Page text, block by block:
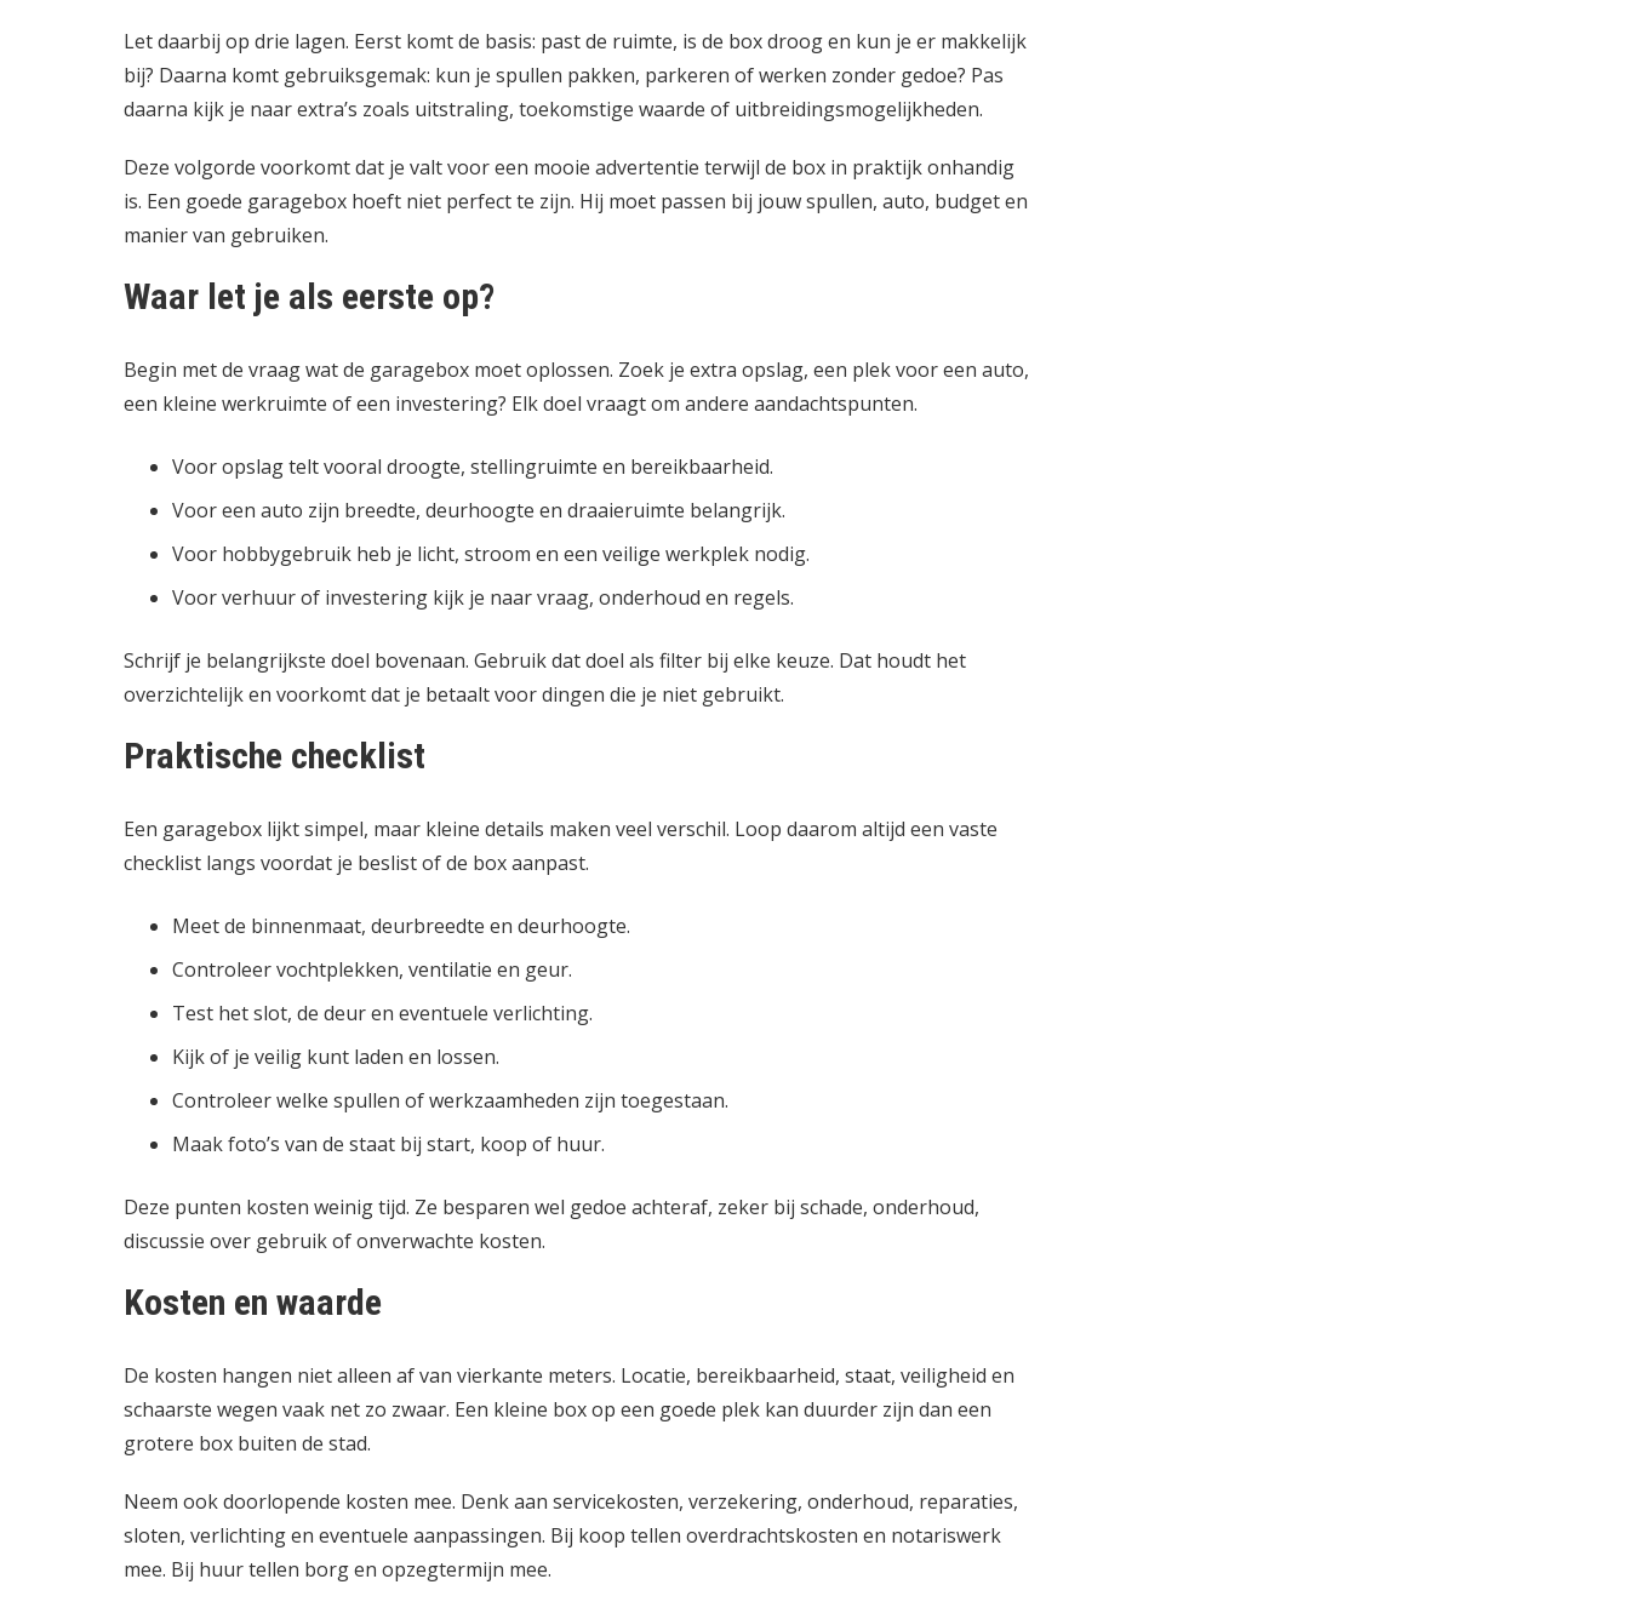
Let daarbij op drie lagen. Eerst komt de basis: past de ruimte, is de box droog en kun je er makkelijk
bij? Daarna komt gebruiksgemak: kun je spullen pakken, parkeren of werken zonder gedoe? Pas
daarna kijk je naar extra’s zoals uitstraling, toekomstige waarde of uitbreidingsmogelijkheden.
Deze volgorde voorkomt dat je valt voor een mooie advertentie terwijl de box in praktijk onhandig
is. Een goede garagebox hoeft niet perfect te zijn. Hij moet passen bij jouw spullen, auto, budget en
manier van gebruiken.
Waar let je als eerste op?
Begin met de vraag wat de garagebox moet oplossen. Zoek je extra opslag, een plek voor een auto,
een kleine werkruimte of een investering? Elk doel vraagt om andere aandachtspunten.
Voor opslag telt vooral droogte, stellingruimte en bereikbaarheid.
Voor een auto zijn breedte, deurhoogte en draaieruimte belangrijk.
Voor hobbygebruik heb je licht, stroom en een veilige werkplek nodig.
Voor verhuur of investering kijk je naar vraag, onderhoud en regels.
Schrijf je belangrijkste doel bovenaan. Gebruik dat doel als filter bij elke keuze. Dat houdt het
overzichtelijk en voorkomt dat je betaalt voor dingen die je niet gebruikt.
Praktische checklist
Een garagebox lijkt simpel, maar kleine details maken veel verschil. Loop daarom altijd een vaste
checklist langs voordat je beslist of de box aanpast.
Meet de binnenmaat, deurbreedte en deurhoogte.
Controleer vochtplekken, ventilatie en geur.
Test het slot, de deur en eventuele verlichting.
Kijk of je veilig kunt laden en lossen.
Controleer welke spullen of werkzaamheden zijn toegestaan.
Maak foto’s van de staat bij start, koop of huur.
Deze punten kosten weinig tijd. Ze besparen wel gedoe achteraf, zeker bij schade, onderhoud,
discussie over gebruik of onverwachte kosten.
Kosten en waarde
De kosten hangen niet alleen af van vierkante meters. Locatie, bereikbaarheid, staat, veiligheid en
schaarste wegen vaak net zo zwaar. Een kleine box op een goede plek kan duurder zijn dan een
grotere box buiten de stad.
Neem ook doorlopende kosten mee. Denk aan servicekosten, verzekering, onderhoud, reparaties,
sloten, verlichting en eventuele aanpassingen. Bij koop tellen overdrachtskosten en notariswerk
mee. Bij huur tellen borg en opzegtermijn mee.